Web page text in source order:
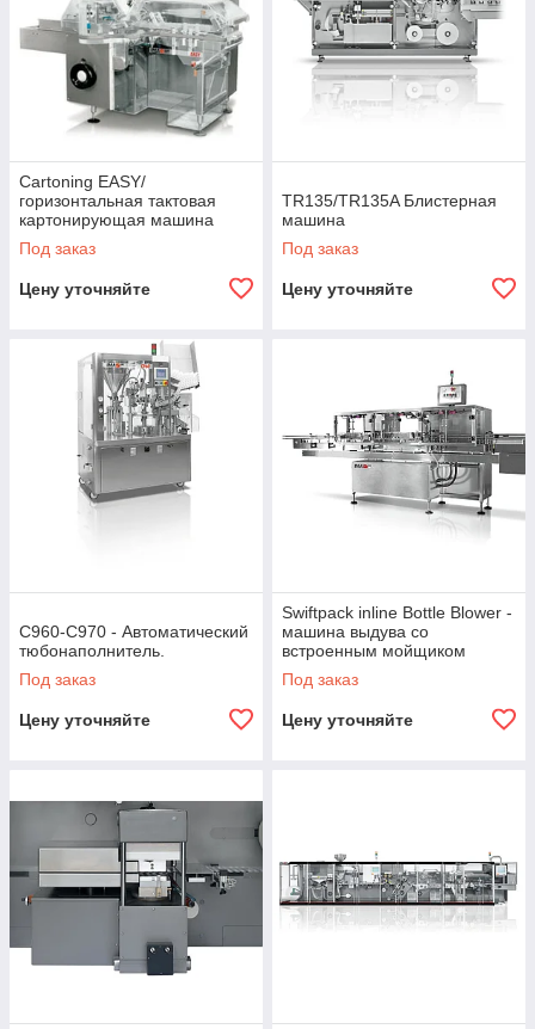
Cartoning EASY/
горизонтальная тактовая
картонирующая машина
Под заказ
Цену уточняйте
TR135/TR135A Блистерная
машина
Под заказ
Цену уточняйте
C960-C970 - Автоматический
тюбонаполнитель.
Под заказ
Цену уточняйте
Swiftpack inline Bottle Blower -
машина выдува со
встроенным мойщиком
бутылок
Под заказ
Цену уточняйте